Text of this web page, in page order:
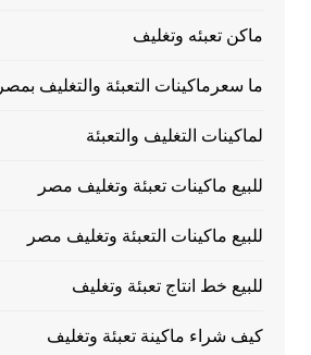
ماكن تعبئه وتغليف
ما سعرماكينات التعبئة والتغليف بمصر
لماكينات التغليف والتعبئة
للبيع ماكينات تعبئة وتغليف مصر
للبيع ماكينات التعبئة وتغليف مصر
للبيع خط انتاج تعبئة وتغليف
كيف شراء ماكينة تعبئة وتغليف